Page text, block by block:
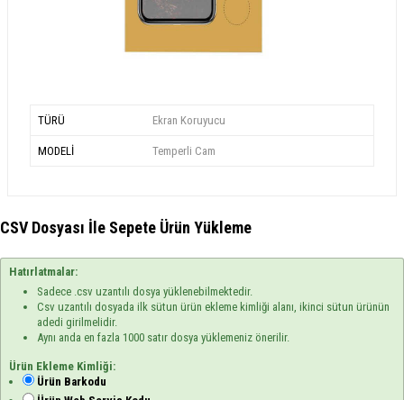
TÜRÜ Ekran Koruyucu
MODELİ Temperli Cam
CSV Dosyası İle Sepete Ürün Yükleme
Hatırlatmalar:
Sadece .csv uzantılı dosya yüklenebilmektedir.
Csv uzantılı dosyada ilk sütun ürün ekleme kimliği alanı, ikinci sütun ürünün
adedi girilmelidir.
Aynı anda en fazla 1000 satır dosya yüklemeniz önerilir.
Ürün Ekleme Kimliği:
Ürün Barkodu